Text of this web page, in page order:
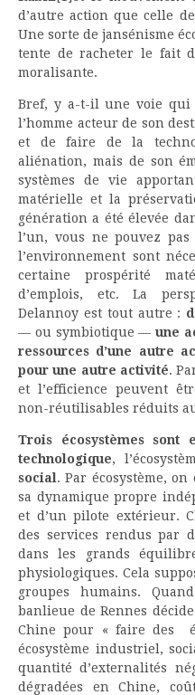
d’autre action que celle
Une sorte de jansénisme
tente de racheter le fait
moralisante.
Bref, y a-t-il une voie qui
l’homme acteur de son
et de faire de la
aliénation, mais de son
systèmes de vie
matérielle et la
génération a été élevée
l’un, vous ne pouvez
l’environnement sont
certaine prospérité
d’emplois, etc. La
Delannoy est tout autre :
— ou symbiotique — une
ressources d’une autre
pour une autre activité.
et l’efficience peuvent
non-réutilisables réduits
Trois écosystèmes sont
technologique,
social . Par écosystème,
sa dynamique propre
et d’un pilote extérieur.
des services rendus par
dans les grands
physiologiques. Cela
groupes humains.
banlieue de Rennes
Chine pour « faire des
écosystème industriel,
quantité d’externalités
dégradées en Chine,